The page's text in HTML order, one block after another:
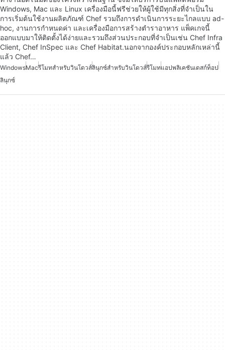
Windows, Mac และ Linux เครื่องมือนี้ฟรีช่วยให้ผู้ใช้มีทุกสิ่งที่จำเป็นใน
การเริ่มต้นใช้งานผลิตภัณฑ์ Chef รวมถึงการดำเนินการระยะไกลแบบ ad-
hoc, งานการกำหนดค่า และเครื่องมือการสร้างตำราอาหาร แพ็คเกจนี้
ออกแบบมาให้ติดตั้งได้ง่ายและรวมถึงส่วนประกอบที่จำเป็นเช่น Chef Infra
Client, Chef InSpec และ Chef Habitat.นอกจากองค์ประกอบหลักเหล่านี้
แล้ว Chef…
WindowsMacรีโมทสำหรับวินโดวส์ลินุกซ์สำหรับวินโดวส์รีโมทแอปพลิเคชันเดสก์ท็อป
ลินุกซ์